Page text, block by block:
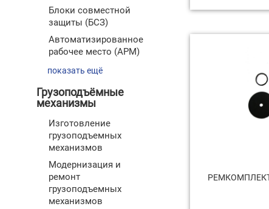
Блоки совместной
защиты (БСЗ)
Автоматизированное
рабочее место (АРМ)
показать ещё
Грузоподъёмные
механизмы
Изготовление
грузоподъемных
механизмов
Модернизация и
ремонт
грузоподъемных
механизмов